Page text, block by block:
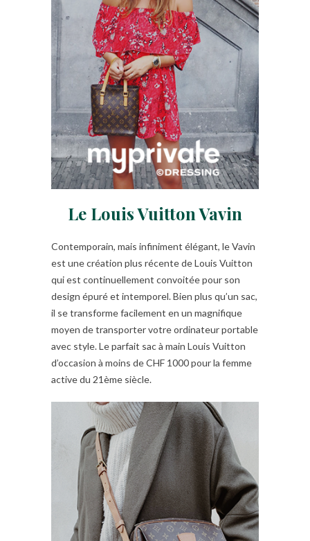
Le Louis Vuitton Vavin
Contemporain, mais infiniment élégant, le Vavin
est une création plus récente de Louis Vuitton
qui est continuellement convoitée pour son
design épuré et intemporel. Bien plus qu’un sac,
il se transforme facilement en un magnifique
moyen de transporter votre ordinateur portable
avec style. Le parfait sac à main Louis Vuitton
d’occasion à moins de CHF 1000 pour la femme
active du 21ème siècle.